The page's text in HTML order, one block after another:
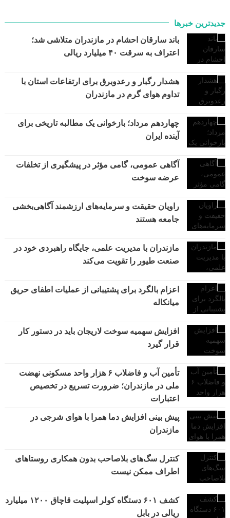
جدیدترین خبرها
باند سارقان احشام در مازندران متلاشی شد؛
اعتراف به سرقت ۴۰ میلیارد ریالی
هشدار رگبار و رعدوبرق برای ارتفاعات استان با
تداوم هوای گرم در مازندران
چهاردهم مرداد؛ بازخوانی یک مطالبه تاریخی برای
آینده ایران
آگاهی عمومی، گامی مؤثر در پیشگیری از تخلفات
عرضه سوخت
راویان حقیقت و سرمایه‌های ارزشمند آگاهی‌بخشی
جامعه هستند
مازندران با مدیریت علمی، جایگاه راهبردی خود در
صنعت طیور را تقویت می‌کند
اعزام بالگرد برای پشتیبانی از عملیات اطفای حریق
میانکاله
افزایش سهمیه سوخت لاریجان باید در دستور کار
قرار گیرد
تأمین آب و فاضلاب ۶ هزار واحد مسکونی نهضت
ملی در مازندران؛ ضرورت تسریع در تخصیص
اعتبارات
پیش بینی افزایش دما همرا با هوای شرجی در
مازندران
کنترل سگ‌های بلاصاحب بدون همکاری روستاهای
اطراف ممکن نیست
کشف ۶۰۱ دستگاه کولر اسپلیت قاچاق ۱۲۰۰ میلیارد
ریالی در بابل